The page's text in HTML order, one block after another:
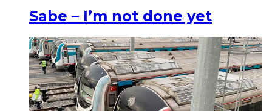
Sabe – I’m not done yet